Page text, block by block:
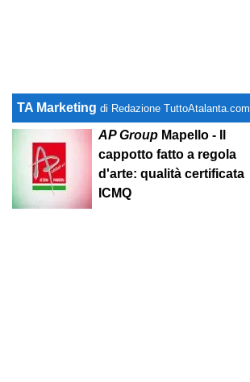
TA Marketing di Redazione TuttoAtalanta.com
AP Group Mapello - Il
cappotto fatto a regola
d'arte: qualità certificata
ICMQ